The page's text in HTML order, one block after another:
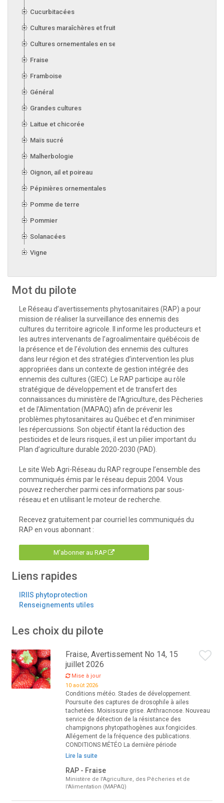
Cucurbitacées
Cultures maraîchères et fruitières en serre
Cultures ornementales en serre
Fraise
Framboise
Général
Grandes cultures
Laitue et chicorée
Maïs sucré
Malherbologie
Oignon, ail et poireau
Pépinières ornementales
Pomme de terre
Pommier
Solanacées
Vigne
Mot du pilote
Le Réseau d’avertissements phytosanitaires (RAP) a pour
mission de réaliser la surveillance des ennemis des
cultures du territoire agricole. Il informe les producteurs et
les autres intervenants de l’agroalimentaire québécois de
la présence et de l’évolution des ennemis des cultures
dans leur région et des stratégies d’intervention les plus
appropriées dans un contexte de gestion intégrée des
ennemis des cultures (GIEC). Le RAP participe au rôle
stratégique de développement et de transfert des
connaissances du ministère de l'Agriculture, des Pêcheries
et de l'Alimentation (MAPAQ) afin de prévenir les
problèmes phytosanitaires au Québec et d’en minimiser
les répercussions. Son objectif étant la réduction des
pesticides et de leurs risques, il est un pilier important du
Plan d’agriculture durable 2020-2030 (PAD).
Le site Web Agri-Réseau du RAP regroupe l’ensemble des
communiqués émis par le réseau depuis 2004. Vous
pouvez rechercher parmi ces informations par sous-
réseau et en utilisant le moteur de recherche.
Recevez gratuitement par courriel les communiqués du
RAP en vous abonnant :
M'abonner au RAP
Liens rapides
IRIIS phytoprotection
Renseignements utiles
Les choix du pilote
Fraise, Avertissement No 14, 15
juillet 2026
Mise à jour
10 août 2026
Conditions météo. Stades de développement.
Poursuite des captures de drosophile à ailes
tachetées. Moisissure grise. Anthracnose. Nouveau
service de détection de la résistance des
champignons phytopathogènes aux fongicides.
Allégement de la fréquence des publications.
CONDITIONS MÉTÉO La dernière période
Lire la suite
RAP - Fraise
Ministère de l'Agriculture, des Pêcheries et de
l'Alimentation (MAPAQ)